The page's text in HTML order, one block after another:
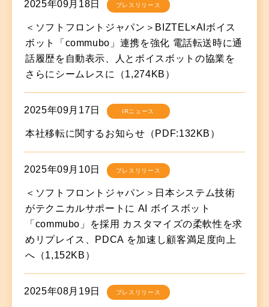
2025年09月18日 プレスリリース
＜ソフトフロントジャパン＞BIZTEL×AIボイス
ボット「commubo」連携を強化 電話転送時に通
話履歴を自動表示、人とボイスボットの協業を
さらにシームレスに（1,274KB）
2025年09月17日 IRニュース
本社移転に関するお知らせ（PDF:132KB）
2025年09月10日 プレスリリース
＜ソフトフロントジャパン＞日本システム技術
がテクニカルサポートに AI ボイスボット
「commubo」を採用 カスタマイズの柔軟性を求
めリプレイス、PDCA を加速し顧客満足度向上
へ（1,152KB）
2025年08月19日 プレスリリース